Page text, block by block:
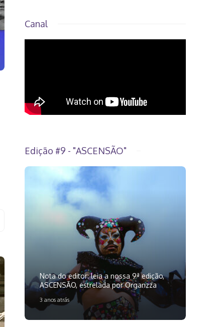
Canal
Edição #9 - "ASCENSÃO"
Nota do editor: leia a nossa 9ª edição,
ASCENSÃO, estrelada por Organzza
3 anos atrás